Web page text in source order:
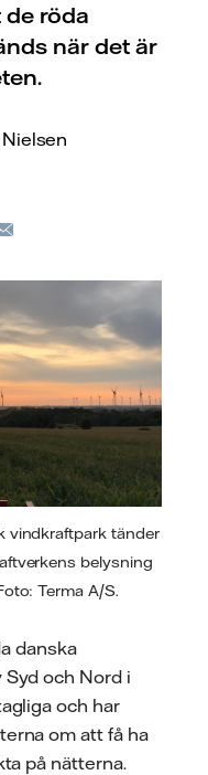
de röda
när det är
vindkraftpark tänder
belysning
Terma A/S.
danska
och Nord i
och har
om att få ha
på nätterna.